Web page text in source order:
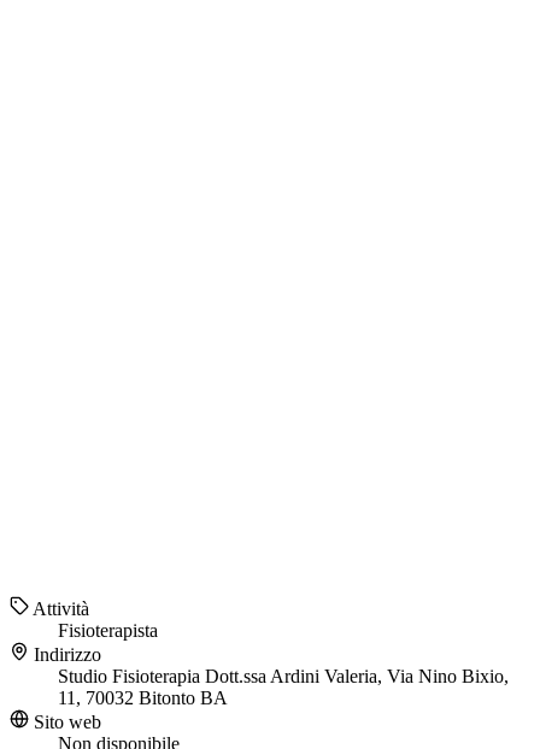
Attività
Fisioterapista
Indirizzo
Studio Fisioterapia Dott.ssa Ardini Valeria, Via Nino Bixio,
11, 70032 Bitonto BA
Sito web
Non disponibile